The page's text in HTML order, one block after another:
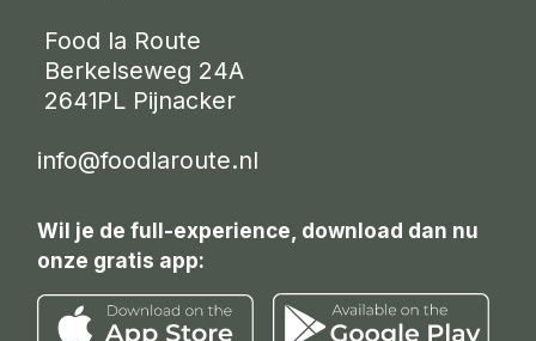
Food la Route
Berkelseweg 24A
2641PL Pijnacker
info@foodlaroute.nl
Wil je de full-experience, download dan nu
onze gratis app: